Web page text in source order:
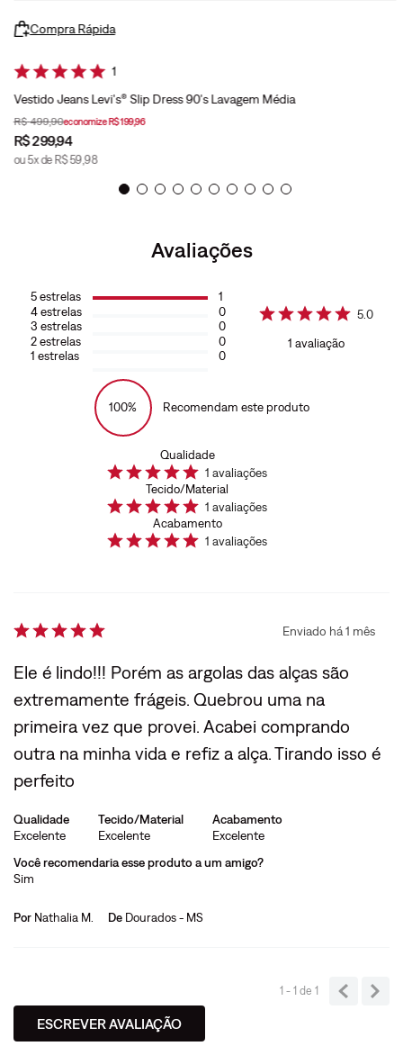
Compra Rápida
1
Vestido Jeans Levi's® Slip Dress 90's Lavagem Média
R$ 499,90economizeR$199,96
R$299,94
ou5x de R$ 59,98
Avaliações
5estrelas
4estrelas
3 estrelas
2estrelas
1 estrelas
1
0
0
0
0
5.0
1 avaliação
100% Recomendam este produto
Qualidade
1 avaliações
Tecido/Material
1 avaliações
Acabamento
1 avaliações
Enviado há1 mês
Ele é lindo!!! Porém as argolas das alças são
extremamente frágeis. Quebrou uma na
primeira vez que provei. Acabei comprando
outra na minha vida e refiz a alça. Tirando isso é
perfeito
Qualidade
Excelente
Tecido/Material
Excelente
Acabamento
Excelente
Você recomendaria esse produto a um amigo?
Sim
Por Nathalia M. De Dourados - MS
1 - 1de 1
ESCREVER AVALIAÇÃO